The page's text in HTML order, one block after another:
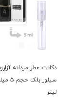
دکانت عطر مردانه آزارو
سیلور بلک
لیتر